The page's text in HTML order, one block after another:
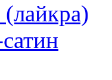
(лайкра)